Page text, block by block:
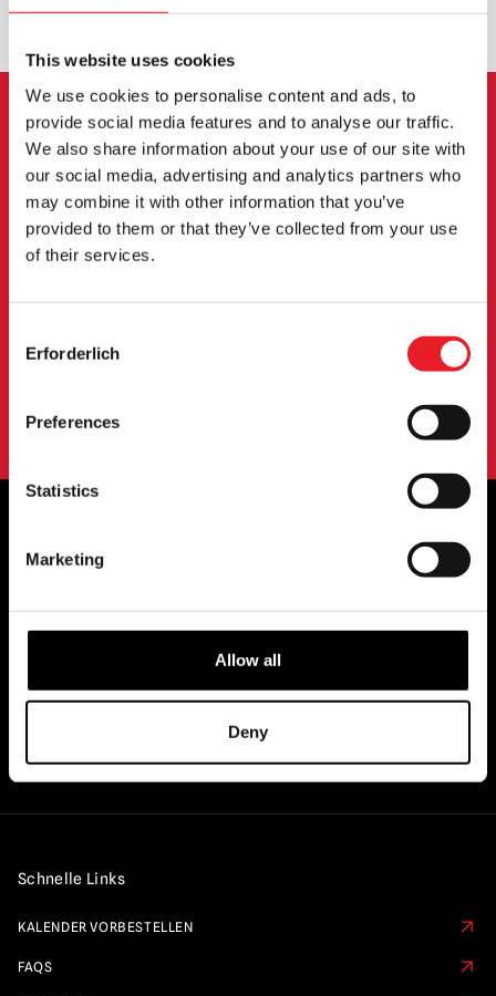
This website uses cookies
We use cookies to personalise content and ads, to
provide social media features and to analyse our traffic.
We also share information about your use of our site with
our social media, advertising and analytics partners who
may combine it with other information that you’ve
provided to them or that they’ve collected from your use
of their services.
Selection
Erforderlich
Preferences
Statistics
Marketing
Allow all
Deny
ANMELDUNG ZUM
NEWSLETTER
Melden Sie sich an, um über neue Produkte,
Veranstaltungen und mehr informiert zu werden.
unseremDatenschutzbestimmungen
OFFIZIELLE UK & EUROPÄISCHE
Schnelle Links
KALENDER VORBESTELLEN
FAQS